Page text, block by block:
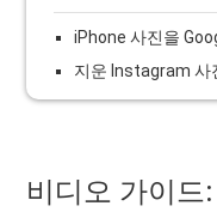
iPhone 사진을
지운 Instagram 사
비디오 가이드